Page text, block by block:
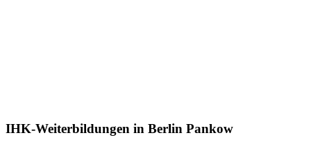
IHK-Weiterbildungen in Berlin Pankow